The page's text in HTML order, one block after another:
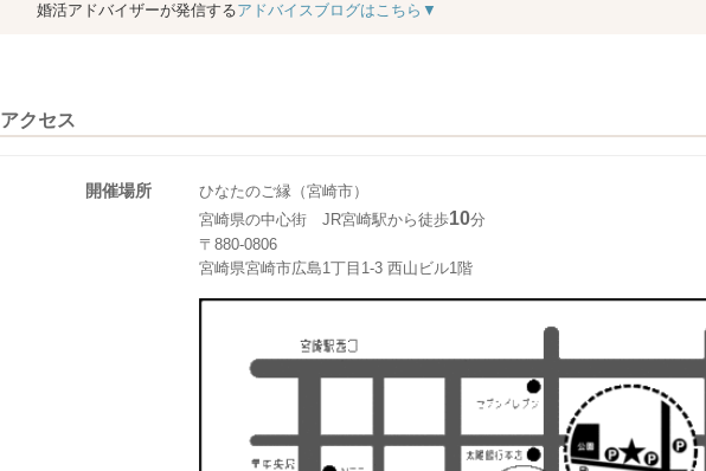
婚活アドバイザーが発信するアドバイスブログはこちら▼
アクセス
開催場所
ひなたのご縁（宮崎市）
宮崎県の中心街 JR宮崎駅から徒歩10分
〒880-0806
宮崎県宮崎市広島1丁目1-3 西山ビル1階